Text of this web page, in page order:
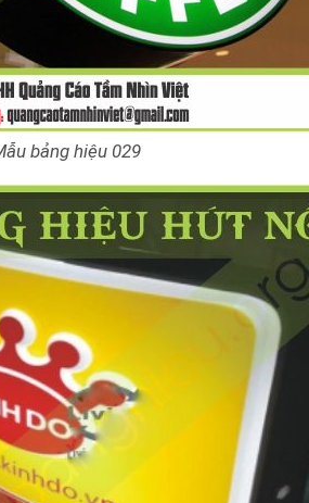
bảng hiệu 029